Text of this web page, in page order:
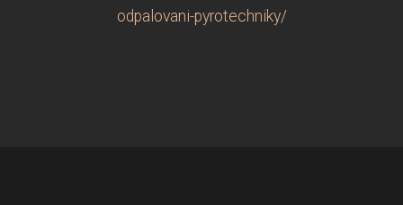
odpalovani-pyrotechniky/